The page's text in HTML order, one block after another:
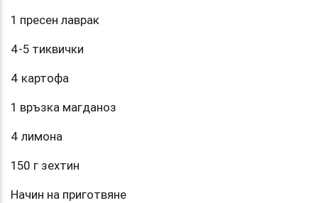
1 пресен лаврак
4-5 тиквички
4 картофа
1 връзка магданоз
4 лимона
150 г зехтин
Начин на приготвяне